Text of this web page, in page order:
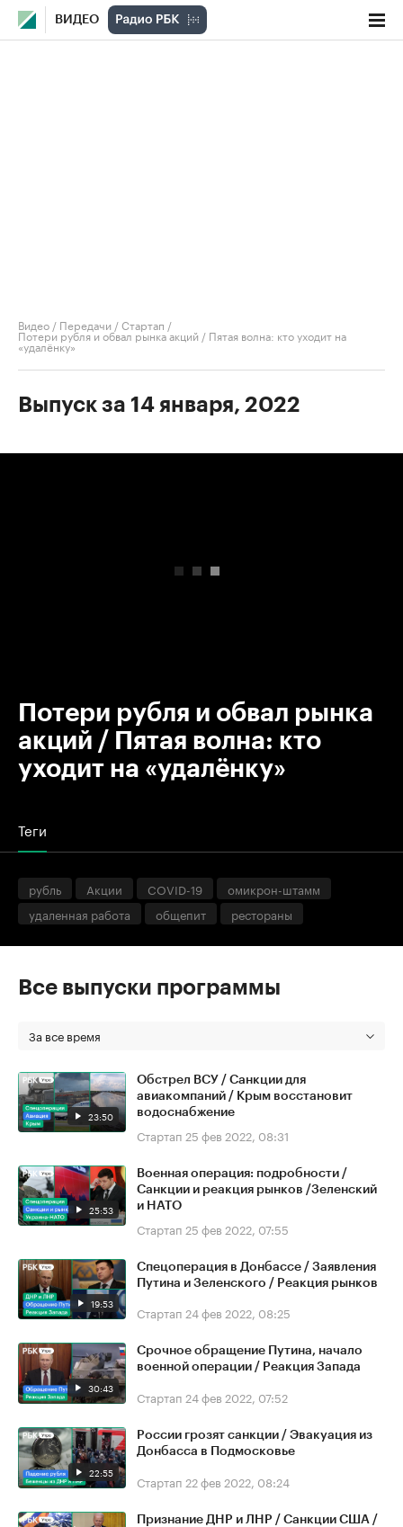
ВИДЕО
Видео / Передачи /Стартап /
Потери рубля и обвал рынка акций / Пятая волна: кто уходит на
«удалёнку»
Выпуск за 14 января, 2022
Потери рубля и обвал рынка
акций / Пятая волна: кто
уходит на «удалёнку»
Теги
рубль Акции COVID-19
омикрон-штамм
удаленная работа
общепит рестораны
Все выпуски программы
За все время
23:50
Обстрел ВСУ / Санкции для
авиакомпаний / Крым восстановит
водоснабжение
Стартап 25 фев 2022, 08:31
25:53
Военная операция: подробности /
Санкции и реакция рынков /Зеленский
и НАТО
Стартап 25 фев 2022, 07:55
19:53
Спецоперация в Донбассе / Заявления
Путина и Зеленского / Реакция рынков
Стартап 24 фев 2022, 08:25
30:43
Срочное обращение Путина, начало
военной операции / Реакция Запада
Стартап 24 фев 2022, 07:52
22:55
России грозят санкции / Эвакуация из
Донбасса в Подмосковье
Стартап 22 фев 2022, 08:24
Признание ДНР и ЛНР / Санкции США /